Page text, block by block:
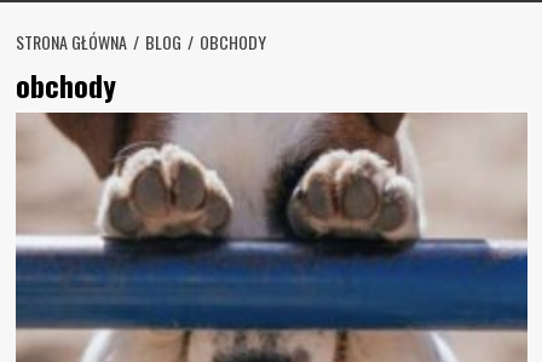
STRONA GŁÓWNA BLOG OBCHODY
obchody